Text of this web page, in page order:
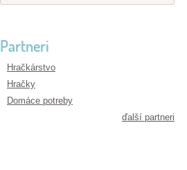
Partneri
Hračkárstvo
Hračky
Domáce potreby
ďalší partneri